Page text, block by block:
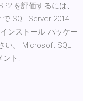
を評価するには、
SQL Server 2014
ンストール パッケー
い。 Microsoft SQL
ント: